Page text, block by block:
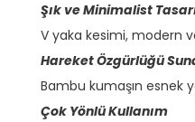
Şık ve Minimalist
V yaka kesimi, modern
Hareket Özgürlüğü
Bambu kumaşın esnek
Çok Yönlü Kullanım